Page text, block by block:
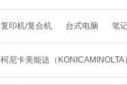
复印机/复合机 台式电脑 笔
柯尼卡美能达（KONICAMINOLTA）